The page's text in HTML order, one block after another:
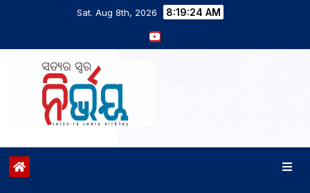
Sat. Aug 8th, 2026 8:19:25 AM